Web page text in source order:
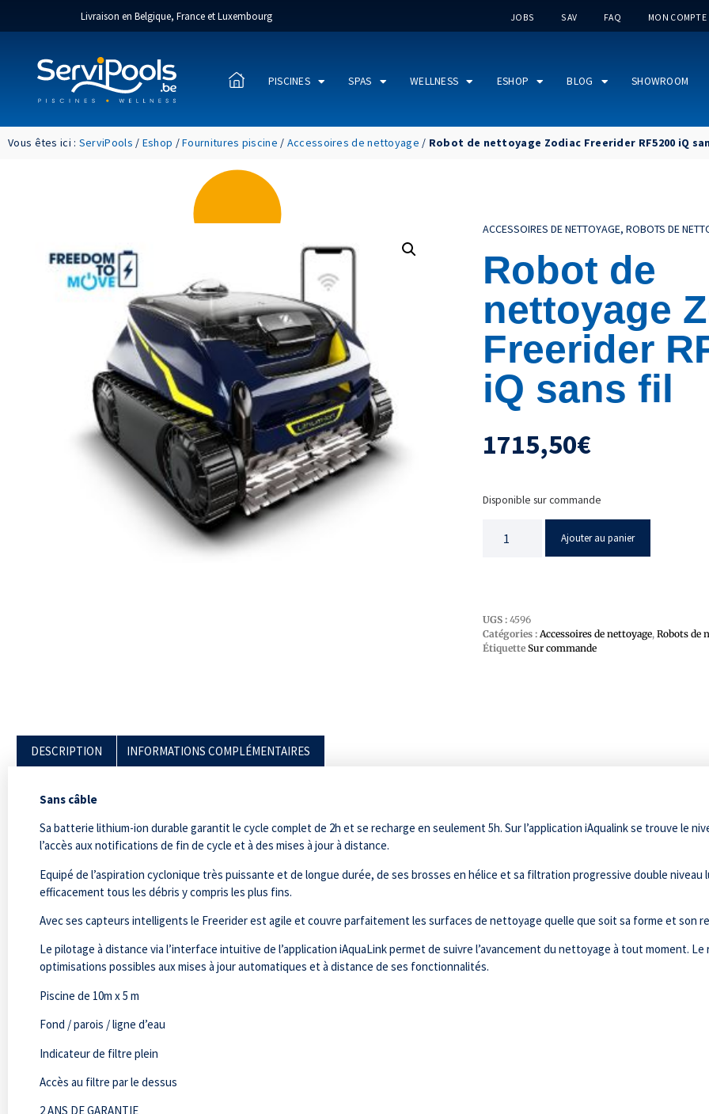
Livraison en Belgique, France et Luxembourg JOBS SAV FAQ MON COMPTE
PISCINES SPAS WELLNESS ESHOP BLOG SHOWROOM
Vous êtes ici : ServiPools / Eshop /Fournitures piscine / Accessoires de nettoyage / Robot de nettoyage Zodiac Freerider RF5200 iQ
ACCESSOIRES DE NETTOYAGE, ROBOTS DE
Robot de
nettoyage
Freerider
iQ sans fil
1715,50€
Disponible sur commande
Ajouter au panier
UGS : 4596
Catégories : Accessoires de nettoyage, Robots de
Étiquette Sur commande
DESCRIPTION INFORMATIONS COMPLÉMENTAIRES
Sans câble
Sa batterie lithium-ion durable garantit le cycle complet de 2h et se recharge en seulement 5h. Sur l’application iAqualink se trouve le
l’accès aux notifications de fin de cycle et à des mises à jour à distance.
Equipé de l’aspiration cyclonique très puissante et de longue durée, de ses brosses en hélice et sa filtration progressive double niveau
efficacement tous les débris y compris les plus fins.
Avec ses capteurs intelligents le Freerider est agile et couvre parfaitement les surfaces de nettoyage quelle que soit sa forme et son
Le pilotage à distance via l’interface intuitive de l’application iAquaLink permet de suivre l’avancement du nettoyage à tout moment.
optimisations possibles aux mises à jour automatiques et à distance de ses fonctionnalités.
Piscine de 10m x 5 m
Fond / parois / ligne d’eau
Indicateur de filtre plein
Accès au filtre par le dessus
2 ANS DE GARANTIE